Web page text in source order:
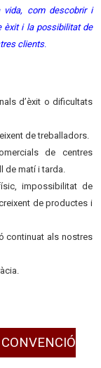
vida, com descobrir i
èxit i la possibilitat de
clients.
d’èxit o dificultats
de treballadors.
de centres
de matí i tarda.
impossibilitat de
de productes i
continuat als nostres